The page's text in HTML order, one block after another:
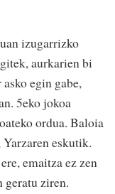
izugarrizko
aurkarien bi
egin gabe,
5eko jokoa
ordua. Baloia
eskutik.
emaitza ez zen
geratu ziren.